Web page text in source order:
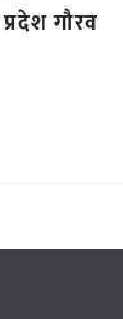
प्रदेश गौरव